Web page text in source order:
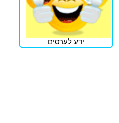
ידע לערסים